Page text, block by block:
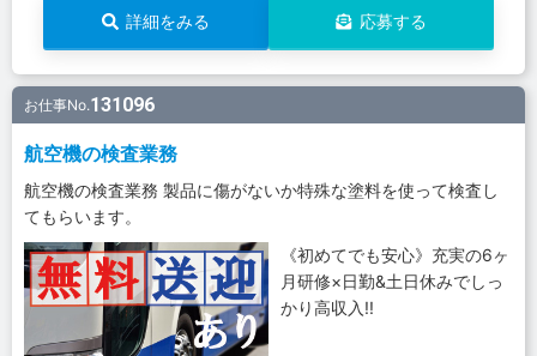
詳細をみる 応募する
お仕事No.131096
航空機の検査業務
航空機の検査業務 製品に傷がないか特殊な塗料を使って検査し
てもらいます。
《初めてでも安心》充実の6ヶ
月研修×日勤&土日休みでしっ
かり高収入!!